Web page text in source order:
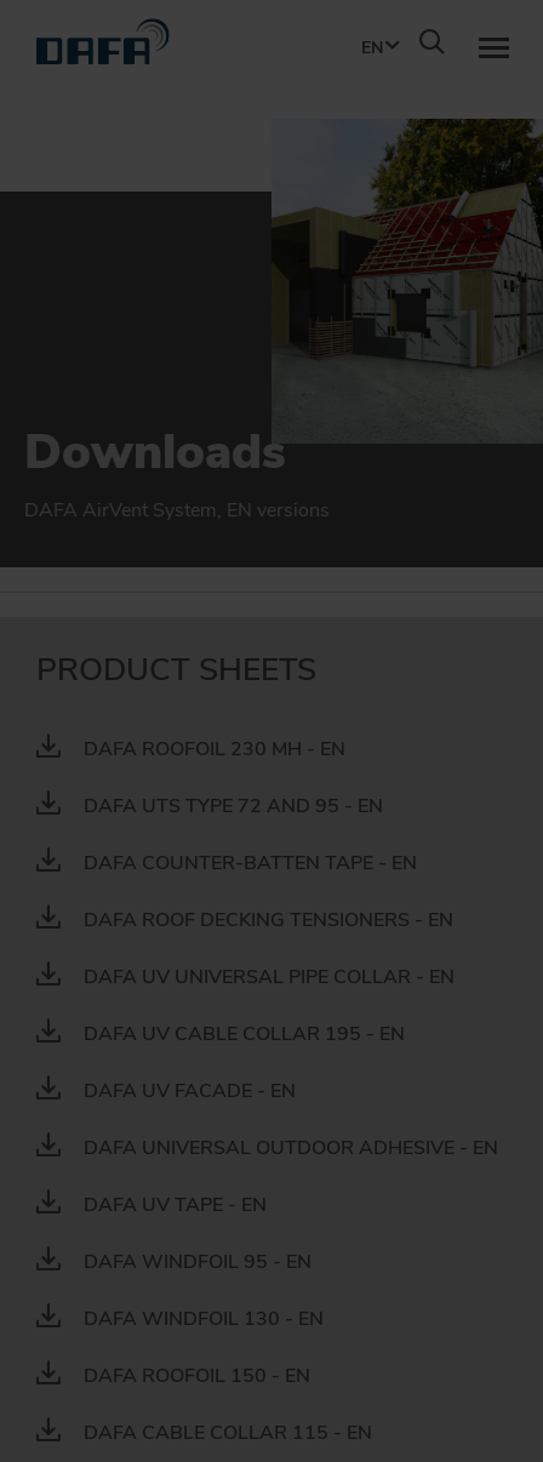
EN
Downloads
DAFA AirVent System, EN versions
PRODUCT SHEETS
DAFA ROOFOIL 230 MH - EN
DAFA UTS TYPE 72 AND 95 - EN
DAFA COUNTER-BATTEN TAPE - EN
DAFA ROOF DECKING TENSIONERS - EN
DAFA UV UNIVERSAL PIPE COLLAR - EN
DAFA UV CABLE COLLAR 195 - EN
DAFA UV FACADE - EN
DAFA UNIVERSAL OUTDOOR ADHESIVE - EN
DAFA UV TAPE - EN
DAFA WINDFOIL 95 - EN
DAFA WINDFOIL 130 - EN
DAFA ROOFOIL 150 - EN
DAFA CABLE COLLAR 115 - EN
DOWNLOADS
DAFA BUILDING SOLUTIONS
DAFA GROUP